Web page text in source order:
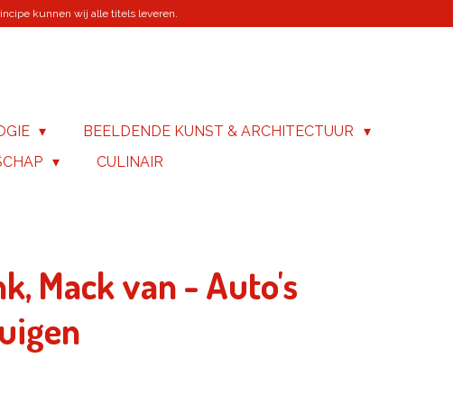
kunnen wij alle titels leveren.
BEELDENDE KUNST & ARCHITECTUUR
CULINAIR
Mack van - Auto's